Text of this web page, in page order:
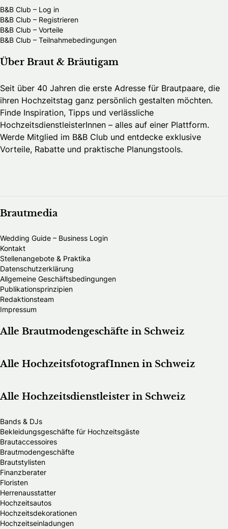
B&B Club – Log in
B&B Club – Registrieren
B&B Club – Vorteile
B&B Club – Teilnahmebedingungen
Über Braut & Bräutigam
Seit über 40 Jahren die erste Adresse für Brautpaare, die
ihren Hochzeitstag ganz persönlich gestalten möchten.
Finde Inspiration, Tipps und verlässliche
HochzeitsdienstleisterInnen – alles auf einer Plattform.
Werde Mitglied im B&B Club und entdecke exklusive
Vorteile, Rabatte und praktische Planungstools.
Brautmedia
Wedding Guide – Business Login
Kontakt
Stellenangebote & Praktika
Datenschutzerklärung
Allgemeine Geschäftsbedingungen
Publikationsprinzipien
Redaktionsteam
Impressum
Alle Brautmodengeschäfte in Schweiz
Alle HochzeitsfotografInnen in Schweiz
Alle Hochzeitsdienstleister in Schweiz
Bands & DJs
Bekleidungsgeschäfte für Hochzeitsgäste
Brautaccessoires
Brautmodengeschäfte
Brautstylisten
Finanzberater
Floristen
Herrenausstatter
Hochzeitsautos
Hochzeitsdekorationen
Hochzeitseinladungen